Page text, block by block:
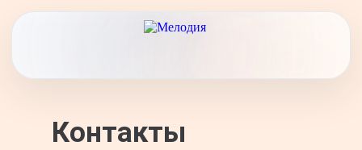
Контакты